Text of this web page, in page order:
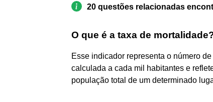
20 questões relacionadas
O que é a taxa de
Esse indicador representa o número
calculada a cada mil habitantes e
população total de um determinado